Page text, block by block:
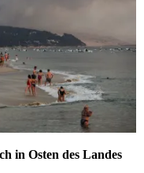
in Osten des Landes